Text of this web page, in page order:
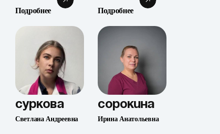
Подробнее Подробнее
Суркова
Светлана Андреевна
Сорокина
Ирина Анатольевна